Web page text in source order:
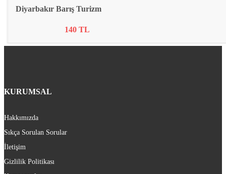
Diyarbakır Barış Turizm
140 TL
KURUMSAL
Hakkımızda
Sıkça Sorulan Sorular
İletişim
Gizlilik Politikası